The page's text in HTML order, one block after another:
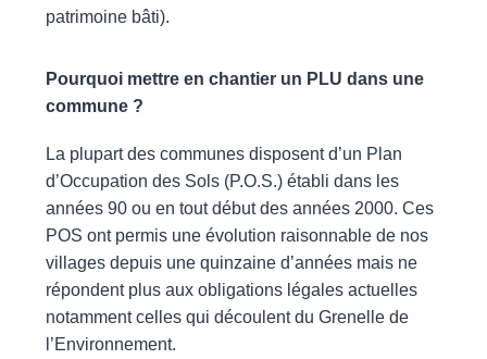
patrimoine bâti).
Pourquoi mettre en chantier un PLU dans une
commune ?
La plupart des communes disposent d’un Plan
d’Occupation des Sols (P.O.S.) établi dans les
années 90 ou en tout début des années 2000. Ces
POS ont permis une évolution raisonnable de nos
villages depuis une quinzaine d’années mais ne
répondent plus aux obligations légales actuelles
notamment celles qui découlent du Grenelle de
l’Environnement.